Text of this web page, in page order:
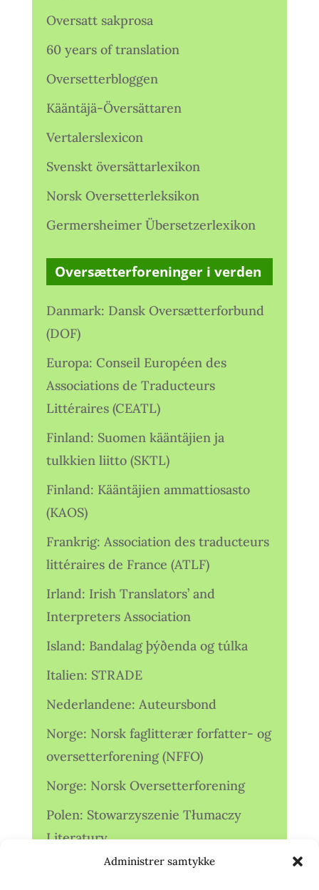
Administrer samtykke
Oversatt sakprosa
60 years of translation
Oversetterbloggen
Kääntäjä-Översättaren
Vertalerslexicon
Svenskt översättarlexikon
Norsk Oversetterleksikon
Germersheimer Übersetzerlexikon
Oversætterforeninger i verden
Danmark: Dansk Oversætterforbund
(DOF)
Europa: Conseil Européen des
Associations de Traducteurs
Littéraires (CEATL)
Finland: Suomen kääntäjien ja
tulkkien liitto (SKTL)
Finland: Kääntäjien ammattiosasto
(KAOS)
Frankrig: Association des traducteurs
littéraires de France (ATLF)
Irland: Irish Translators’ and
Interpreters Association
Island: Bandalag þýðenda og túlka
Italien: STRADE
Nederlandene: Auteursbond
Norge: Norsk faglitterær forfatter- og
oversetterforening (NFFO)
Norge: Norsk Oversetterforening
Polen: Stowarzyszenie Tłumaczy
Literatury
Storbritannien: Translators